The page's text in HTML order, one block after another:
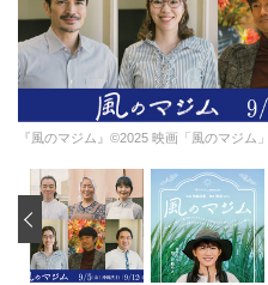
『風のマジム』©2025 映画「風のマジム」
‹